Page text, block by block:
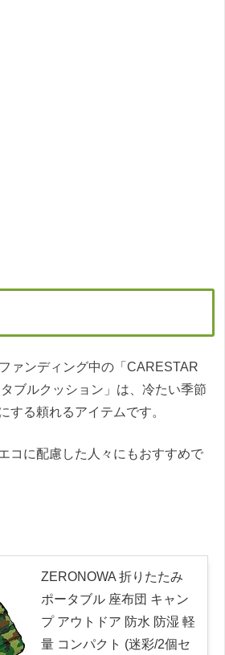
ァンディング中の「CARESTAR
ブルクッション」は、冷たい季節
する頼れるアイテムです。
コに配慮した人々にもおすすめで
ZERONOWA 折りたたみ
ポータブル 座布団 キャン
プ アウトドア 防水 防湿 軽
量 コンパクト (迷彩/2個セ